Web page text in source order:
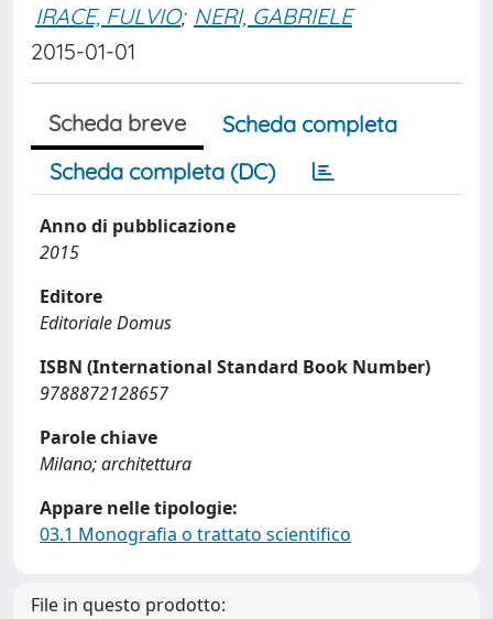
IRACE, FULVIO; NERI, GABRIELE
2015-01-01
Scheda breve
Scheda completa
Scheda completa (DC)
Anno di pubblicazione
2015
Editore
Editoriale Domus
ISBN (International Standard Book Number)
9788872128657
Parole chiave
Milano; architettura
Appare nelle tipologie:
03.1 Monografia o trattato scientifico
File in questo prodotto: